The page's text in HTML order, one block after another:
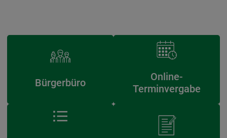
Bürgerbüro
Online-
Terminvergabe